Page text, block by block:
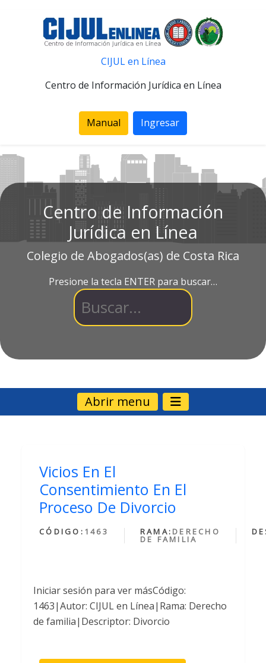
CIJUL en Línea
Centro de Información Jurídica en Línea
Manual Ingresar
Centro de Información
Jurídica en Línea
Colegio de Abogados(as) de Costa Rica
Presione la tecla ENTER para buscar…
Abrir menu
Vicios En El
Consentimiento En El
Proceso De Divorcio
CÓDIGO: 1463 RAMA: DERECHO
DE FAMILIA
Iniciar sesión para ver másCódigo:
1463|Autor: CIJUL en Línea|Rama: Derecho
de familia|Descriptor: Divorcio